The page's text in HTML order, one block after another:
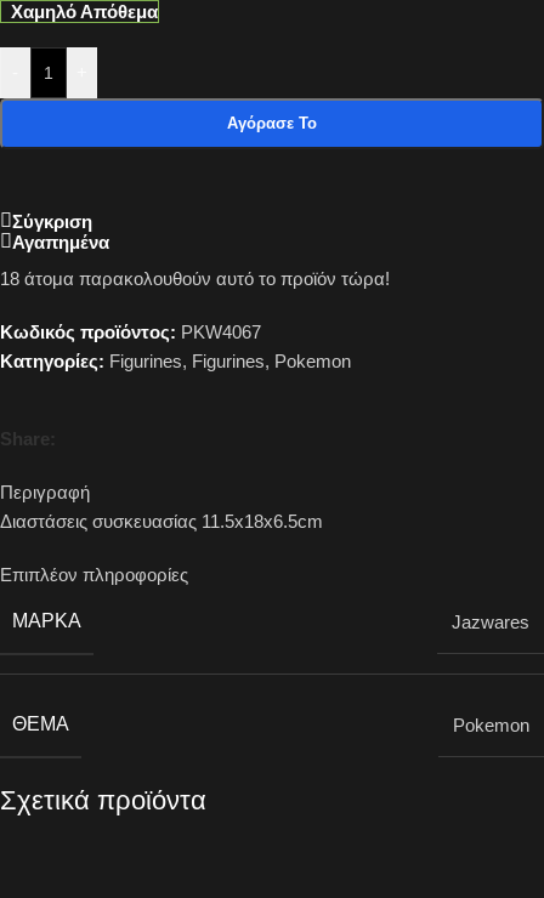
Χαμηλό Απόθεμα
Αγόρασε Το
Σύγκριση
Αγαπημένα
18 άτομα παρακολουθούν αυτό το προϊόν τώρα!
Κωδικός προϊόντος: PKW4067
Κατηγορίες: Figurines, Figurines, Pokemon
Share:
Περιγραφή
Διαστάσεις συσκευασίας 11.5x18x6.5cm
Επιπλέον πληροφορίες
ΜΆΡΚΑ Jazwares
ΘΈΜΑ Pokemon
Σχετικά προϊόντα